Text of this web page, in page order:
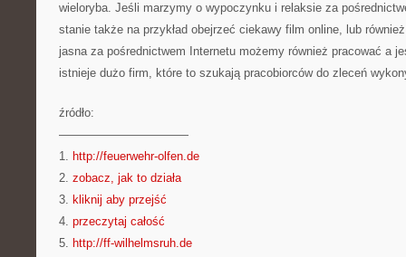
wieloryba. Jeśli marzymy o wypoczynku i relaksie za
stanie także na przykład obejrzeć ciekawy film online, lub
jasna za pośrednictwem Internetu możemy również pracować a
istnieje dużo firm, które to szukają pracobiorców do zleceń
źródło:
———————————
1. http://feuerwehr-olfen.de
2. zobacz, jak to działa
3. kliknij aby przejść
4. przeczytaj całość
5. http://ff-wilhelmsruh.de